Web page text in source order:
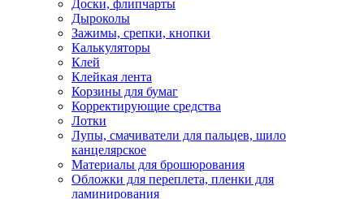
Доски, флипчарты
Дыроколы
Зажимы, срепки, кнопки
Калькуляторы
Клей
Клейкая лента
Корзины для бумаг
Корректирующие средства
Лотки
Лупы, смачиватели для пальцев, шило
канцелярское
Материалы для брошюрования
Обложки для переплета, пленки для
ламинирования